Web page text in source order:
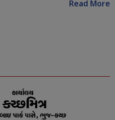
Read More